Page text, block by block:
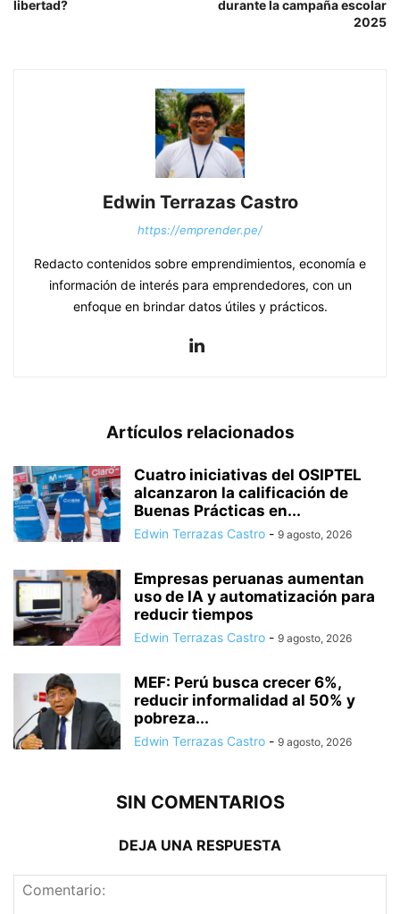
libertad?
durante la campaña escolar
2025
Edwin Terrazas Castro
https://emprender.pe/
Redacto contenidos sobre emprendimientos, economía e
información de interés para emprendedores, con un
enfoque en brindar datos útiles y prácticos.
Artículos relacionados
Cuatro iniciativas del OSIPTEL
alcanzaron la calificación de
Buenas Prácticas en...
Edwin Terrazas Castro - 9 agosto, 2026
Empresas peruanas aumentan
uso de IA y automatización para
reducir tiempos
Edwin Terrazas Castro - 9 agosto, 2026
MEF: Perú busca crecer 6%,
reducir informalidad al 50% y
pobreza...
Edwin Terrazas Castro - 9 agosto, 2026
SIN COMENTARIOS
DEJA UNA RESPUESTA